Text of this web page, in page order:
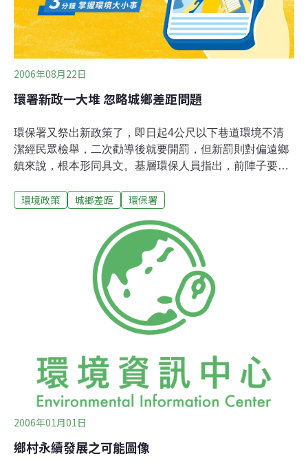
2006年08月22日
環署新政一大堆 忽略城鄉差距問題
環保署又祭出新政策了，即日起4公尺以下巷道環境不清
潔經民眾檢舉，二次勸導後就要開罰，但新罰則對偏遠鄉
鎮來說，根本形同具文。基層環保人員指出，前陣子要求
機滴水問題，鄉下地區至今根本無人聞問。目前不少鄉鎮
的基層環保人員認為，環保署一直都忽略台灣城鄉的差距
問題，就算是垃圾分類也只能靠民眾的環保觀念協助，人
力吃緊之下，根本沒時間檢查是否依規定分類；最重要的
是，縣市首長和鄉鎮市長等民代都背負著選票壓力，不會
去得罪選民。希望中央在發布新政時，多考慮地方政府的
執行力，否則徒具虛文，沒有意義。
環境政策 城鄉差距 環保署
2006年01月01日
鄉村永續發展之可能圖像